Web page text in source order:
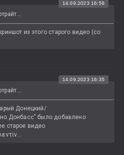
14.09.2023 16:58
из этого старого видео (со
14.09.2023 16:35
Донецкий/
было добавлено
старое видео